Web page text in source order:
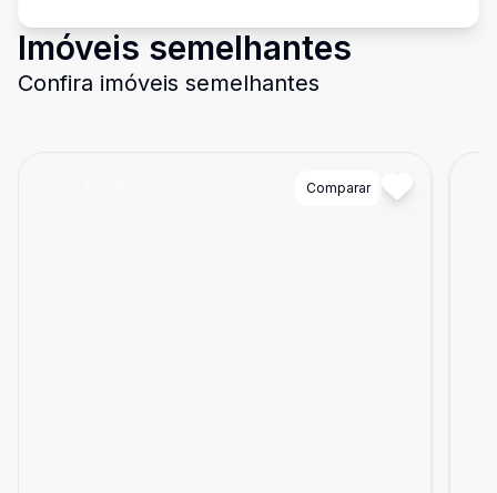
Imóveis semelhantes
Confira imóveis semelhantes
Comparar